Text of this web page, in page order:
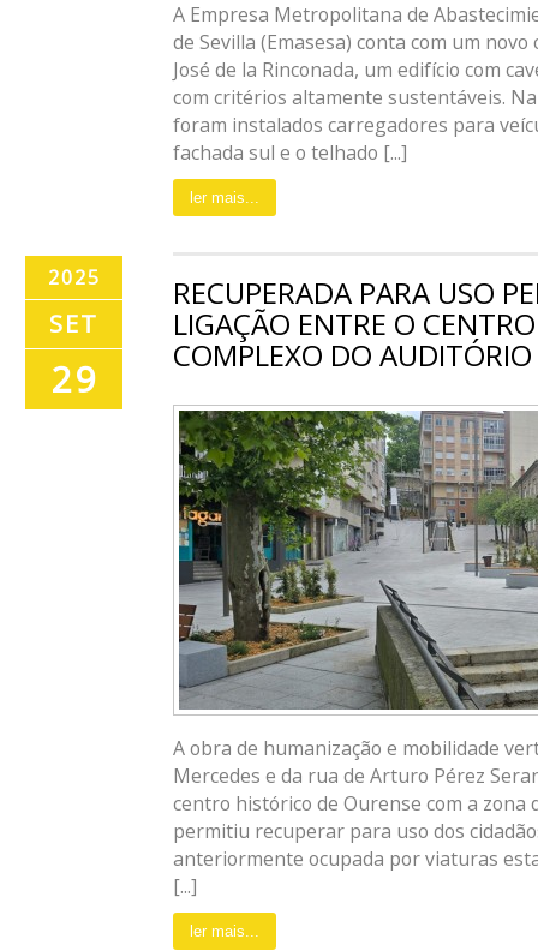
A Empresa Metropolitana de
de Sevilla (Emasesa) conta com um
José de la Rinconada, um edifício com
com critérios altamente sustentáveis.
foram instalados carregadores para
fachada sul e o telhado [...]
ler mais...
2025
SET
29
RECUPERADA PARA USO
LIGAÇÃO ENTRE O
COMPLEXO DO
A obra de humanização e mobilidade
Mercedes e da rua de Arturo Pérez
centro histórico de Ourense com a zona
permitiu recuperar para uso dos
anteriormente ocupada por viaturas
[...]
ler mais...